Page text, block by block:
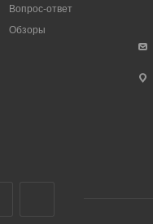
Вопрос-ответ
Обзоры